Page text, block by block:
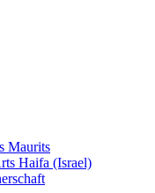
Maurits
Haifa (Israel)